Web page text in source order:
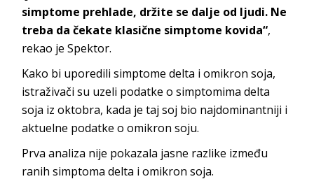
simptome prehlade, držite se dalje od ljudi. Ne
treba da čekate klasične simptome kovida“,
rekao je Spektor.
Kako bi uporedili simptome delta i omikron soja,
istraživači su uzeli podatke o simptomima delta
soja iz oktobra, kada je taj soj bio najdominantniji i
aktuelne podatke o omikron soju.
Prva analiza nije pokazala jasne razlike između
ranih simptoma delta i omikron soja.